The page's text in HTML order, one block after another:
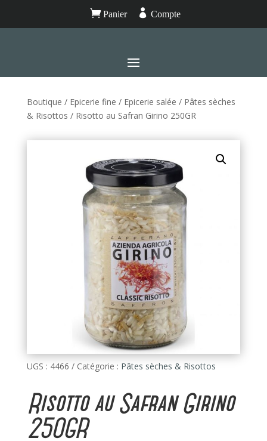
Panier  Compte
Boutique / Epicerie fine / Epicerie salée / Pâtes sèches
& Risottos / Risotto au Safran Girino 250GR
UGS : 4466 Catégorie : Pâtes sèches & Risottos
Risotto au Safran Girino
250GR